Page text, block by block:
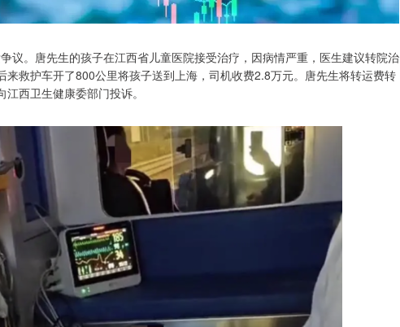
议。唐先生的孩子在江西省儿童医院接受治疗，因病情严重，医生建议转院治
救护车开了800公里将孩子送到上海，司机收费2.8万元。唐先生将转运费转
西卫生健康委部门投诉。